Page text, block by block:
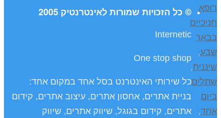
רופא
חניכיים
בבאר
שבע,
שיננית,
שתלים
ביום
אחד,
© כל הזכויות שמורות לאינטרנטיק 2005
Internetic
One stop shop
כל שירותי האינטרנט בסל אחד במקום אחד:
בניית אתרים, אחסון אתרים, עיצוב אתרים, קידום
אתרים, קידום בגוגל, שיווק אתרים, שיווק